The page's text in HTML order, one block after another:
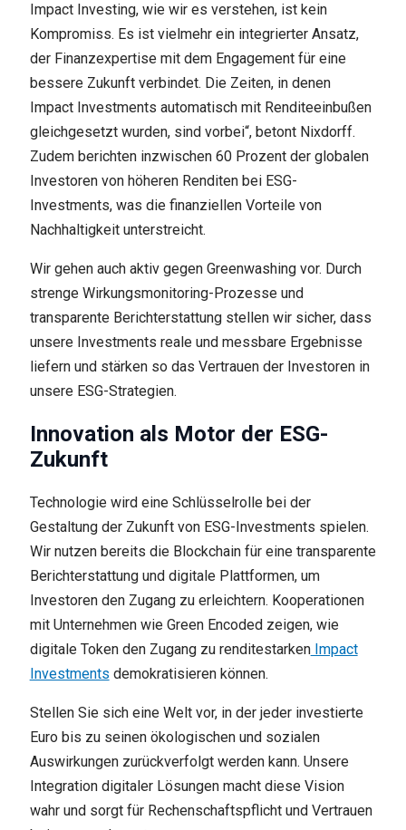
Impact Investing, wie wir es verstehen, ist kein
Kompromiss. Es ist vielmehr ein integrierter Ansatz,
der Finanzexpertise mit dem Engagement für eine
bessere Zukunft verbindet. Die Zeiten, in denen
Impact Investments automatisch mit Renditeeinbußen
gleichgesetzt wurden, sind vorbei“, betont Nixdorff.
Zudem berichten inzwischen 60 Prozent der globalen
Investoren von höheren Renditen bei ESG-
Investments, was die finanziellen Vorteile von
Nachhaltigkeit unterstreicht.
Wir gehen auch aktiv gegen Greenwashing vor. Durch
strenge Wirkungsmonitoring-Prozesse und
transparente Berichterstattung stellen wir sicher, dass
unsere Investments reale und messbare Ergebnisse
liefern und stärken so das Vertrauen der Investoren in
unsere ESG-Strategien.
Innovation als Motor der ESG-
Zukunft
Technologie wird eine Schlüsselrolle bei der
Gestaltung der Zukunft von ESG-Investments spielen.
Wir nutzen bereits die Blockchain für eine transparente
Berichterstattung und digitale Plattformen, um
Investoren den Zugang zu erleichtern. Kooperationen
mit Unternehmen wie Green Encoded zeigen, wie
digitale Token den Zugang zu renditestarkenImpact
Investments demokratisieren können.
Stellen Sie sich eine Welt vor, in der jeder investierte
Euro bis zu seinen ökologischen und sozialen
Auswirkungen zurückverfolgt werden kann. Unsere
Integration digitaler Lösungen macht diese Vision
wahr und sorgt für Rechenschaftspflicht und Vertrauen